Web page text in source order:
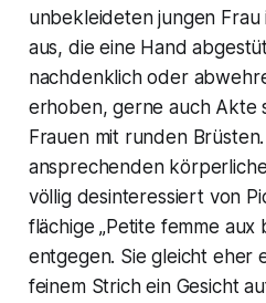
unbekleideten jungen
aus, die eine Hand
nachdenklich oder
erhoben, gerne auch Akte
Frauen mit runden
ansprechenden
völlig desinteressiert von
flächige „Petite femme aux
entgegen. Sie gleicht eher
feinem Strich ein Gesicht